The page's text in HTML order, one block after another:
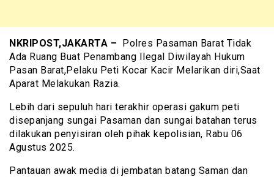
NKRIPOST,JAKARTA – Polres Pasaman Barat Tidak
Ada Ruang Buat Penambang Ilegal Diwilayah Hukum
Pasan Barat,Pelaku Peti Kocar Kacir Melarikan diri,Saat
Aparat Melakukan Razia.
Lebih dari sepuluh hari terakhir operasi gakum peti
disepanjang sungai Pasaman dan sungai batahan terus
dilakukan penyisiran oleh pihak kepolisian, Rabu 06
Agustus 2025.
Pantauan awak media di jembatan batang Saman dan